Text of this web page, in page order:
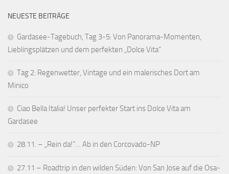
NEUESTE BEITRÄGE
Gardasee-Tagebuch, Tag 3-5: Von Panorama-Momenten,
Lieblingsplätzen und dem perfekten „Dolce Vita“
Tag 2: Regenwetter, Vintage und ein malerisches Dort am
Minico
Ciao Bella Italia! Unser perfekter Start ins Dolce Vita am
Gardasee
28.11. – „Rein da!“… Ab in den Corcovado-NP
27.11 – Roadtrip in den wilden Süden: Von San Jose auf die Osa-